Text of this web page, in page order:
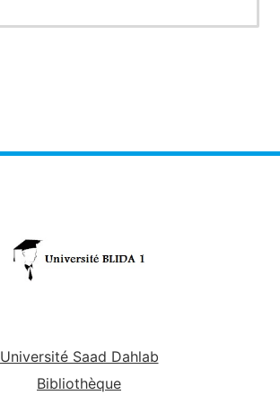
Université Saad Dahlab
Bibliothèque